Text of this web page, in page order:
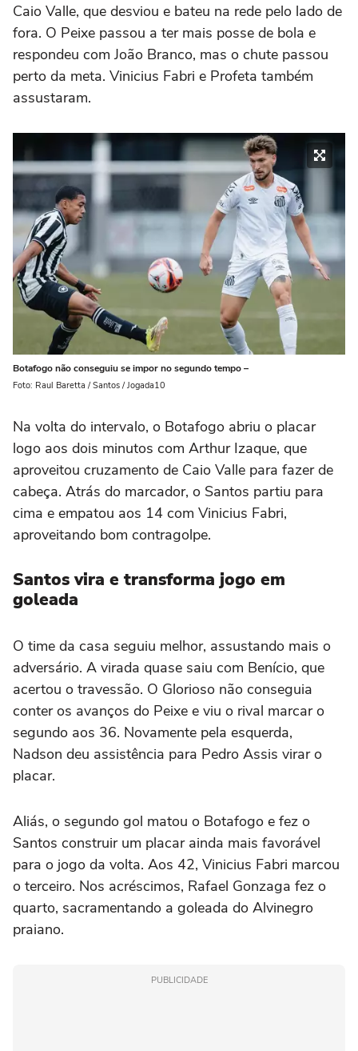
Caio Valle, que desviou e bateu na rede pelo lado de
fora. O Peixe passou a ter mais posse de bola e
respondeu com João Branco, mas o chute passou
perto da meta. Vinicius Fabri e Profeta também
assustaram.
Botafogo não conseguiu se impor no segundo tempo –
Foto: Raul Baretta / Santos / Jogada10
Na volta do intervalo, o Botafogo abriu o placar
logo aos dois minutos com Arthur Izaque, que
aproveitou cruzamento de Caio Valle para fazer de
cabeça. Atrás do marcador, o Santos partiu para
cima e empatou aos 14 com Vinicius Fabri,
aproveitando bom contragolpe.
Santos vira e transforma jogo em
goleada
O time da casa seguiu melhor, assustando mais o
adversário. A virada quase saiu com Benício, que
acertou o travessão. O Glorioso não conseguia
conter os avanços do Peixe e viu o rival marcar o
segundo aos 36. Novamente pela esquerda,
Nadson deu assistência para Pedro Assis virar o
placar.
Aliás, o segundo gol matou o Botafogo e fez o
Santos construir um placar ainda mais favorável
para o jogo da volta. Aos 42, Vinicius Fabri marcou
o terceiro. Nos acréscimos, Rafael Gonzaga fez o
quarto, sacramentando a goleada do Alvinegro
praiano.
PUBLICIDADE